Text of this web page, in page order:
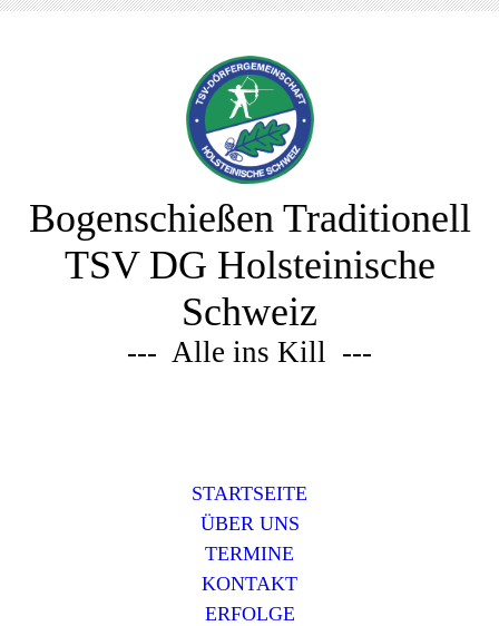
Bogenschießen Traditionell
TSV DG Holsteinische
Schweiz
--- Alle ins Kill ---
STARTSEITE
ÜBER UNS
TERMINE
KONTAKT
ERFOLGE